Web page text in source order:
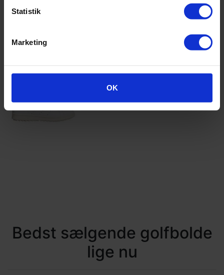
Statistik
Marketing
OK
1 175,-
Bedst sælgende golfbolde
lige nu